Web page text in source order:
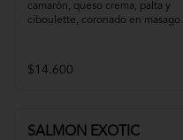
camarón, queso crema, palta y
ciboulette, coronado en masago.
$14.600
SALMON EXOTIC